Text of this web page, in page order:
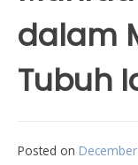
dalam
Tubuh
Posted on